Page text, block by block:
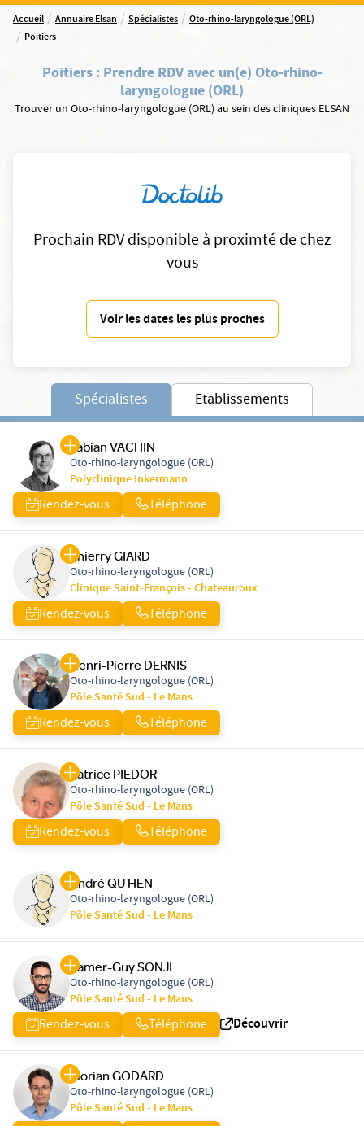
Accueil / Annuaire Elsan / Spécialistes / Oto-rhino-laryngologue (ORL)
/ Poitiers
Poitiers: Prendre RDV avec un(e) Oto-rhino-
laryngologue (ORL)
Trouver un Oto-rhino-laryngologue (ORL) au sein des cliniques ELSAN
Prochain RDV disponible à proximté de chez
vous
Voir les dates les plus proches
Spécialistes Etablissements
Fabian VACHIN
Oto-rhino-laryngologue (ORL)
Polyclinique Inkermann
Rendez-vous Téléphone
Thierry GIARD
Oto-rhino-laryngologue (ORL)
Clinique Saint-François - Chateauroux
Rendez-vous Téléphone
Henri-Pierre DERNIS
Oto-rhino-laryngologue (ORL)
Pôle Santé Sud - Le Mans
Rendez-vous Téléphone
Patrice PIEDOR
Oto-rhino-laryngologue (ORL)
Pôle Santé Sud - Le Mans
Rendez-vous Téléphone
André QU HEN
Oto-rhino-laryngologue (ORL)
Pôle Santé Sud - Le Mans
Samer-Guy SONJI
Oto-rhino-laryngologue (ORL)
Pôle Santé Sud - Le Mans
Rendez-vous Téléphone Découvrir
Florian GODARD
Oto-rhino-laryngologue (ORL)
Pôle Santé Sud - Le Mans